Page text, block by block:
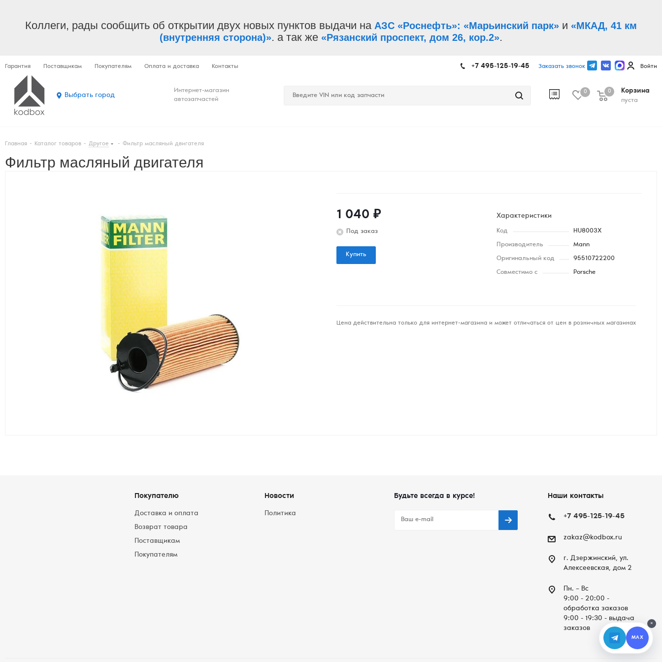
Коллеги, рады сообщить об открытии двух новых пунктов выдачи на АЗС «Роснефть»: «Марьинский парк» и «МКАД, 41 км
(внутренняя сторона)». а так же «Рязанский проспект, дом 26, кор.2».
Гарантия Поставщикам Покупателям Оплата и доставка Контакты +7 495-125-19-45 Заказать звонок Войти
Выбрать город
Интернет-магазин
автозапчастей
0
Корзина
пуста
0
Главная - Каталог товаров - Другое - Фильтр масляный двигателя
Фильтр масляный двигателя
1 040 ₽
Под заказ
Купить
Характеристики
Код HU8003X
Производитель Mann
Оригинальный код 95510722200
Совместимо с Porsche
Цена действительна только для интернет-магазина и может отличаться от цен в розничных магазинах
Покупателю
Доставка и оплата
Возврат товара
Поставщикам
Покупателям
Новости
Политика
Будьте всегда в курсе! Наши контакты
+7 495-125-19-45
zakaz@kodbox.ru
г. Дзержинский, ул.
Алексеевская, дом 2
Пн. – Вc
9:00 - 20:00 -
обработка заказов
9:00 - 19:30 - выдача
заказов
×
MAX